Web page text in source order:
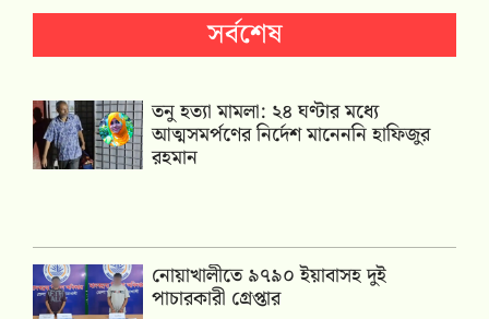
সর্বশেষ
তনু হত্যা মামলা: ২৪ ঘণ্টার মধ্যে
আত্মসমর্পণের নির্দেশ মানেননি হাফিজুর
রহমান
নোয়াখালীতে ৯৭৯০ ইয়াবাসহ দুই
পাচারকারী গ্রেপ্তার